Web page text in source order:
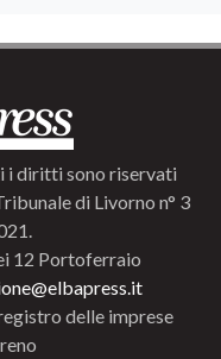
i diritti sono riservati
di Livorno n° 3
12 Portoferraio
delle imprese